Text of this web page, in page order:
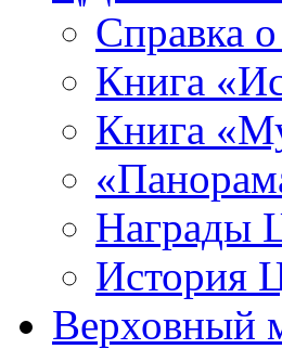
Справка
Книга
Книга
Награды
История
Верховный